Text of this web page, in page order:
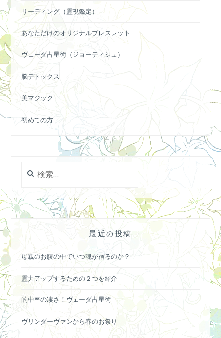
リーディング（霊視鑑定）
あなただけのオリジナルブレスレット
ヴェーダ占星術（ジョーティシュ）
脳デトックス
美マジック
初めての方
索:
最近の投稿
母親のお腹の中でいつ魂が宿るのか？
霊力アップするための２つを紹介
的中率の凄さ！ヴェーダ占星術
ヴリンダーヴァンから春のお祭り